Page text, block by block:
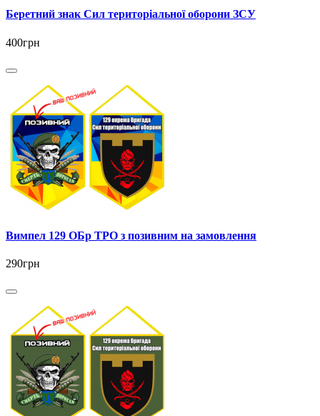
Беретний знак Сил територіальної оборони ЗСУ
400грн
Вимпел 129 ОБр ТРО з позивним на замовлення
290грн